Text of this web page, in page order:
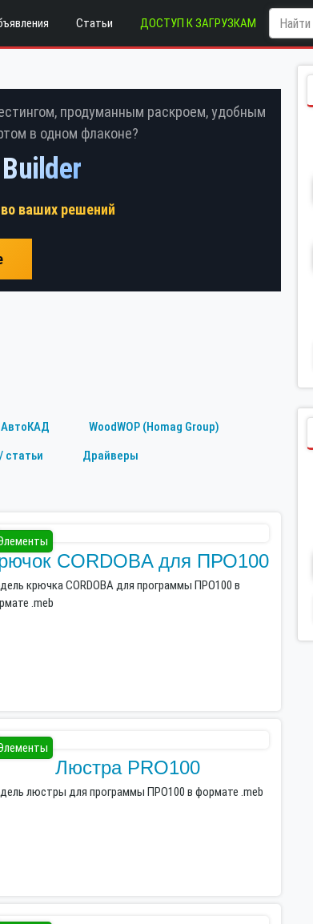
Статьи ДОСТУП К ЗАГРУЗКАМ
продуманным раскроем, удобным
в одном флаконе?
ваших решений
АвтоКАД
WoodWOP (Homag Group)
статьи
Драйверы
CORDOBA для ПРО100
крючка CORDOBA для программы ПРО100 в
.meb
Люстра PRO100
люстры для программы ПРО100 в формате .meb